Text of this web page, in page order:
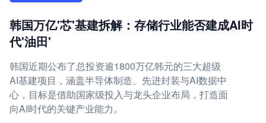
韩国万亿'芯'基建拆解：存储行业能否建成AI时
代'油田'
韩国近期公布了总投资逾1800万亿韩元的三大超级
AI基建项目，涵盖半导体制造、先进封装与AI数据中
心，目标是借助国家级投入与龙头企业布局，打造面
向AI时代的关键产业能力。